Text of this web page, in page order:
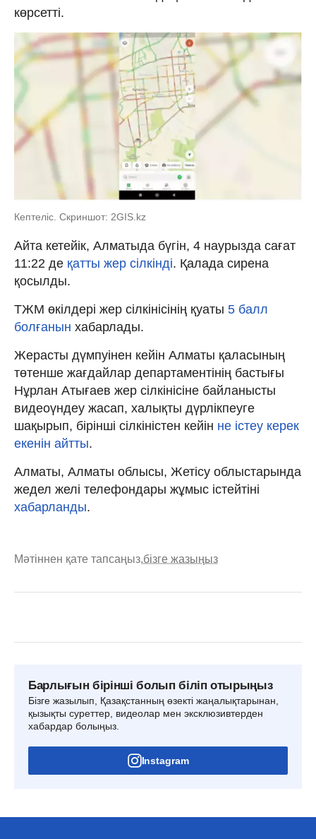
көрсетті.
Кептеліс. Скриншот: 2GIS.kz
Айта кетейік, Алматыда бүгін, 4 наурызда сағат
11:22 де қатты жер сілкінді. Қалада сирена
қосылды.
ТЖМ өкілдері жер сілкінісінің қуаты 5 балл
болғанын хабарлады.
Жерасты дүмпуінен кейін Алматы қаласының
төтенше жағдайлар департаментінің бастығы
Нұрлан Атығаев жер сілкінісіне байланысты
видеоүндеу жасап, халықты дүрлікпеуге
шақырып, бірінші сілкіністен кейін не істеу керек
екенін айтты.
Алматы, Алматы облысы, Жетісу облыстарында
жедел желі телефондары жұмыс істейтіні
хабарланды.
Мәтіннен қате тапсаңыз,бізге жазыңыз
Барлығын бірінші болып біліп отырыңыз
Бізге жазылып, Қазақстанның өзекті жаңалықтарынан,
қызықты суреттер, видеолар мен эксклюзивтерден
хабардар болыңыз.
Instagram